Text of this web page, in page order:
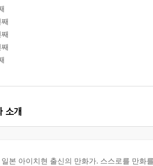
소개
일본 아이치현 출신의 만화가. 스스로를 만화